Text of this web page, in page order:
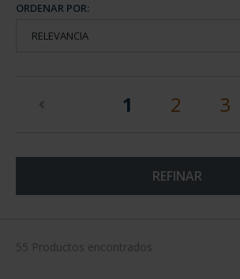
ORDENAR POR:
1 (current)
2 3
REFINAR
55 Productos encontrados